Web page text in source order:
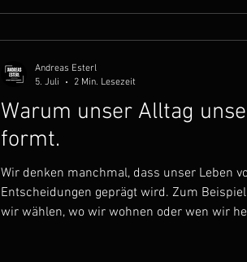
Songwriter, Produzenten mit
Warum unser Alltag
formt.
Wir denken manchmal, dass unser Leben
Entscheidungen geprägt wird. Zum
wir wählen, wo wir wohnen oder wen wir
Andreas Esterl
5. Juli
2 Min. Lesezeit